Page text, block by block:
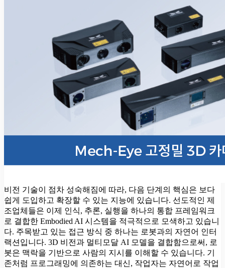
비전 기술이 점차 성숙해짐에 따라, 다음 단계의 핵심은 보다
쉽게 도입하고 확장할 수 있는 지능에 있습니다. 선도적인 제
조업체들은 이제 인식, 추론, 실행을 하나의 통합 프레임워크
로 결합한 Embodied AI 시스템을 적극적으로 모색하고 있습니
다. 주목받고 있는 접근 방식 중 하나는 로봇과의 자연어 인터
랙션입니다. 3D 비전과 멀티모달 AI 모델을 결합함으로써, 로
봇은 맥락을 기반으로 사람의 지시를 이해할 수 있습니다. 기
존처럼 프로그래밍에 의존하는 대신, 작업자는 자연어로 작업